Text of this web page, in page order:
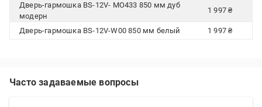
Дверь-гармошка BS-12V- MO433 850 мм дуб
модерн
1 997 ₴
Дверь-гармошка BS-12V-W00 850 мм белый 1 997 ₴
Часто задаваемые вопросы